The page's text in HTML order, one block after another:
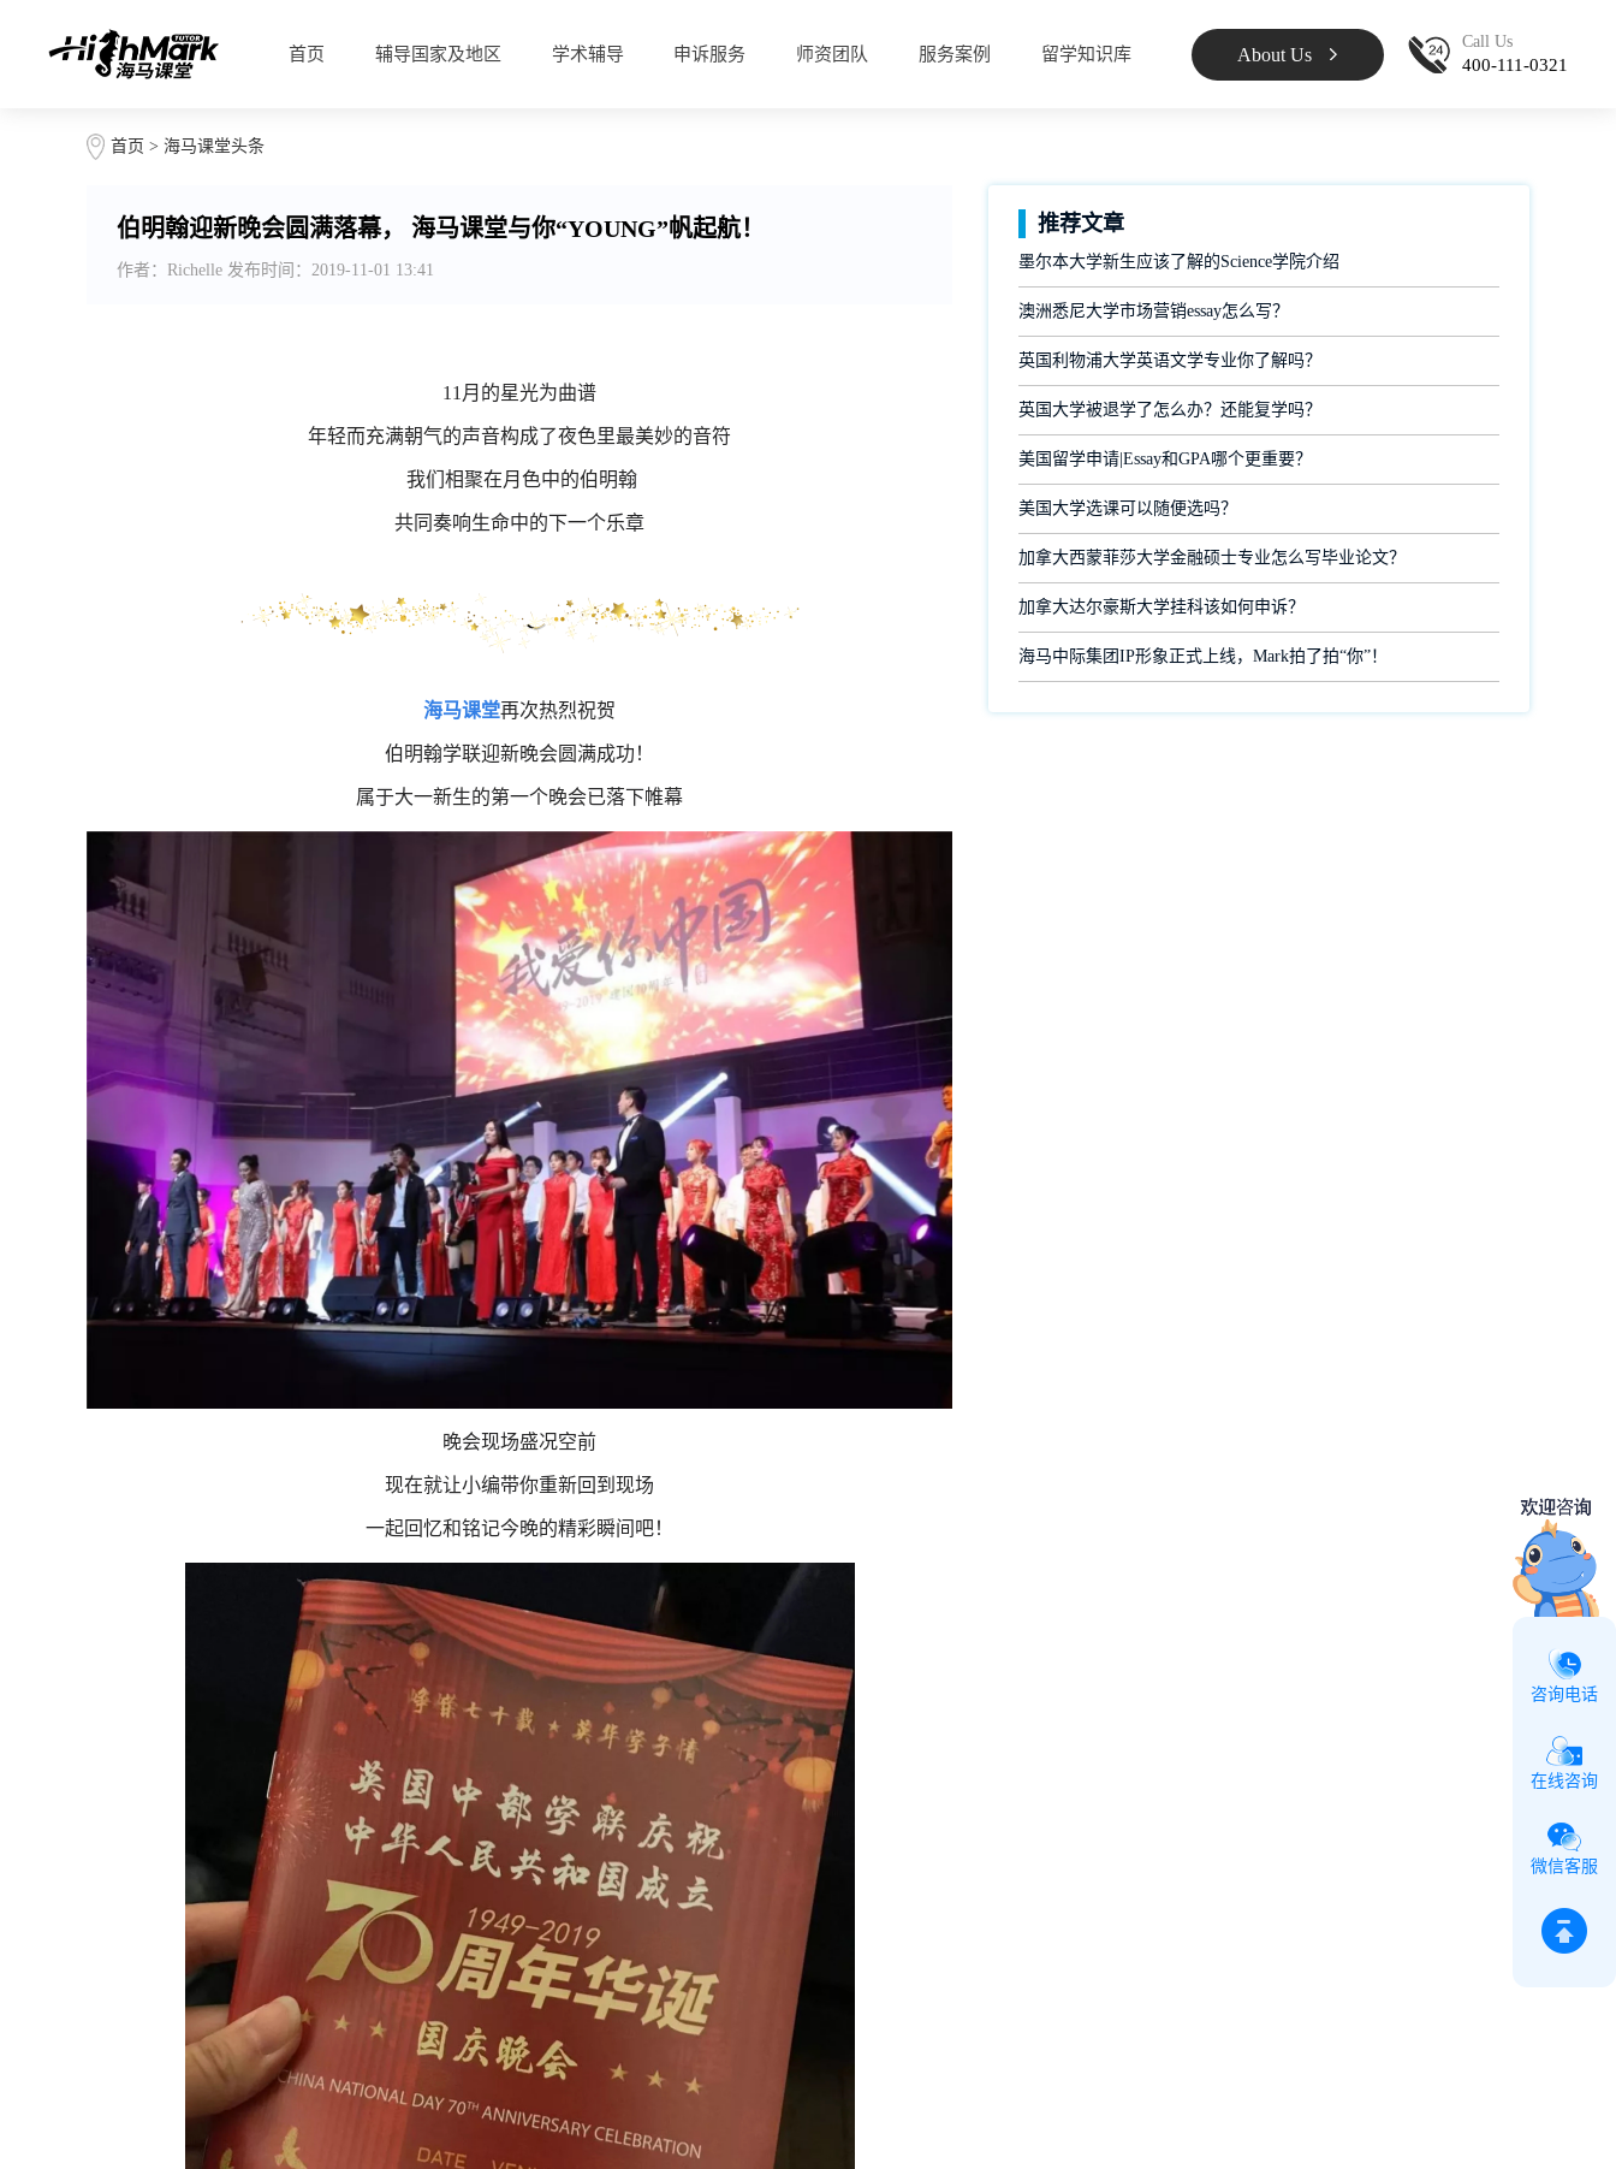
首页 辅导国家及地区 学术辅导 申诉服务 师资团队 服务案例 留学知识库 About Us
Call Us
400-111-0321
首页 > 海马课堂头条
伯明翰迎新晚会圆满落幕， 海马课堂与你“YOUNG”帆起航！
作者：Richelle 发布时间：2019-11-01 13:41
11月的星光为曲谱
年轻而充满朝气的声音构成了夜色里最美妙的音符
我们相聚在月色中的伯明翰
共同奏响生命中的下一个乐章
海马课堂再次热烈祝贺
伯明翰学联迎新晚会圆满成功！
属于大一新生的第一个晚会已落下帷幕
晚会现场盛况空前
现在就让小编带你重新回 到现场
一起回忆和铭记今晚的精彩瞬间吧！
推荐文章
墨尔本大学新生应该了解的Science学院介绍
澳洲悉尼大学市场营销essay怎么写？
英国利物浦大学英语文学专业你了解吗？
英国大学被退学了怎么办？还能复学吗？
美国留学申请|Essay和GPA哪个更重要？
美国大学选课可以随便选吗？
加拿大西蒙菲莎大学金融硕士专业怎么写毕业论文？
加拿大达尔豪斯大学挂科该如何申诉？
海马中际集团IP形象正式上线，Mark拍了拍“你”！
咨询电话
在线咨询
微信客服